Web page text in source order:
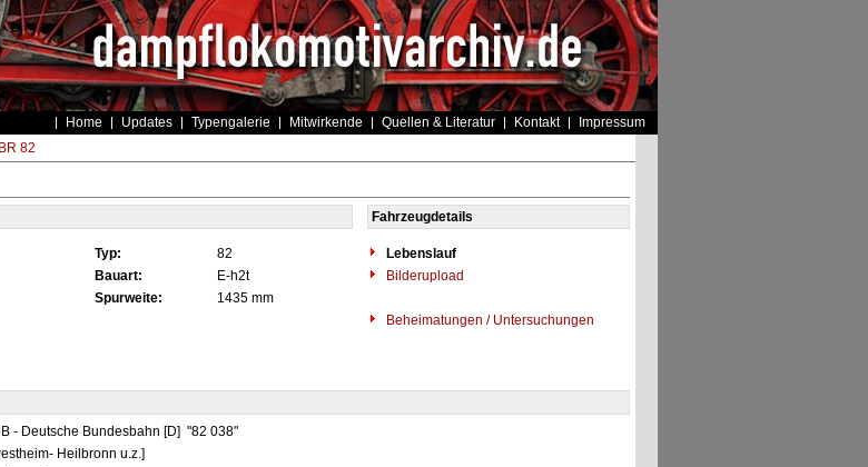
Home Updates Typengalerie Mitwirkende Quellen & Literatur Kontakt Impressum
BR 82
Fahrzeugdetails
Typ: 82
Lebenslauf
Bauart: E-h2t
Bilderupload
Spurweite:
1435 mm
Beheimatungen / Untersuchungen
- Deutsche Bundesbahn [D] "82 038"
Heilbronn u.z.]